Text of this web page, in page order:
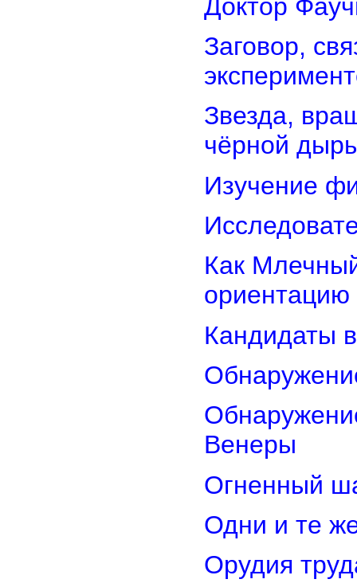
Доктор
Заговор,
Звезда,
чёрной
Изучение
Как
ориентацию
Кандидаты
Венеры
Огненный
Одни и те
Орудия